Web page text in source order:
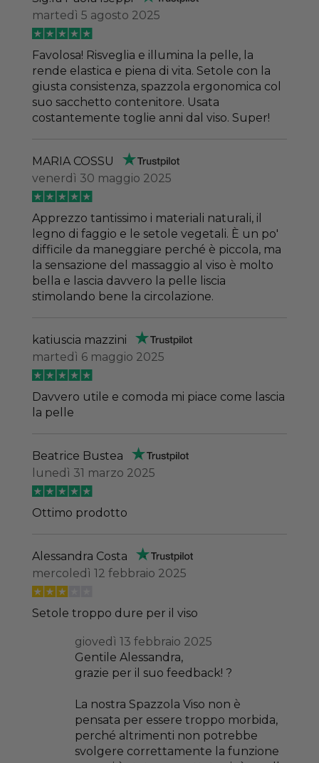
martedì 5 agosto 2025
Favolosa! Risveglia e illumina la pelle, la
rende elastica e piena di vita. Setole con la
giusta consistenza, spazzola ergonomica col
suo sacchetto contenitore. Usata
costantemente toglie anni dal viso. Super!
MARIA COSSU
venerdì 30 maggio 2025
Apprezzo tantissimo i materiali naturali, il
legno di faggio e le setole vegetali. È un po'
difficile da maneggiare perché è piccola, ma
la sensazione del massaggio al viso è molto
bella e lascia davvero la pelle liscia
stimolando bene la circolazione.
katiuscia mazzini
martedì 6 maggio 2025
Davvero utile e comoda mi piace come lascia
la pelle
Beatrice Bustea
lunedì 31 marzo 2025
Ottimo prodotto
Alessandra Costa
mercoledì 12 febbraio 2025
Setole troppo dure per il viso
giovedì 13 febbraio 2025
Gentile Alessandra,
grazie per il suo feedback! ?
La nostra Spazzola Viso non è
pensata per essere troppo morbida,
perché altrimenti non potrebbe
svolgere correttamente la funzione